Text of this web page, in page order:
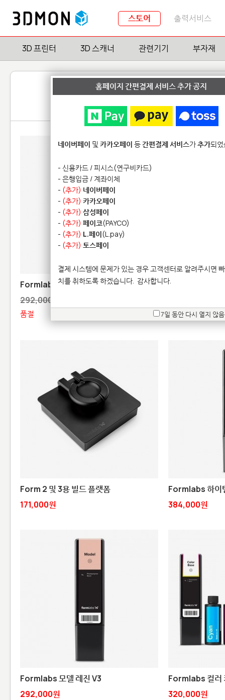
스토어 출력서비스
3D 프린터 3D 스캐너 관련기기 부자재
Formlabs 기본 블랙 레진 V4
292,000원
품절
Formlabs 기본
292,000원
Form 2 및 3용 빌드 플랫폼
171,000원
Formlabs 하이
384,000원
Formlabs 모델 레진 V3
292,000원
Formlabs 컬러
320,000원
홈페이지 간편결제 서비스 추가 공지
네이버페이 및 카카오페이 등간편결제 서비스가추가되
- 신용카드 / 피시스(연구비카드)
- 은행입금 / 계좌이체
- (추가) 네이버페이
- (추가) 카카오페이
- (추가) 삼성페이
- (추가) 페이코(PAYCO)
- (추가) L.페이(L.pay)
- (추가) 토스페이
결제 시스템에 문제가 있는 경우 고객센터로 알려주시면
치를 취하도록 하겠습니다. 감사합니다.
7일 동안 다시 열지 않음